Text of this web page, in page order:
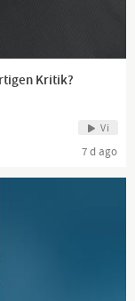
um
Kritik?
Vi
7 d ago